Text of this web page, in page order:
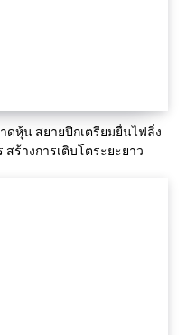
าดหุ้น สยายปีกเตรียมยื่นไฟลิ่ง
ร้างการเติบโตระยะยาว